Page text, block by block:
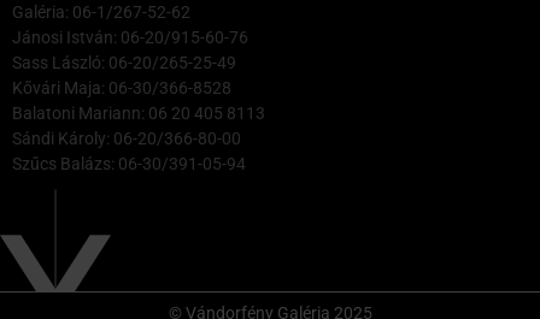
Galéria: 06-1/267-52-62
Jánosi István: 06-20/915-60-76
Sass László: 06-20/265-25-49
Kővári Maja: 06-30/366-8528
Balatoni Mariann: 06 20 405 8113
Sándi Károly: 06-20/366-80-00
Szűcs Balázs: 06-30/391-05-94
© Vándorfény Galéria 2025